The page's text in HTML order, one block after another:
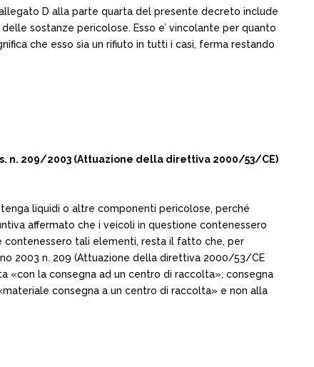
D alla parte quarta del presente decreto include
sostanze pericolose. Esso e’ vincolante per quanto
che esso sia un rifiuto in tutti i casi, ferma restando
n. 209/2003 (Attuazione della direttiva 2000/53/CE)
liquidi o altre componenti pericolose, perché
affermato che i veicoli in questione contenessero
contenessero tali elementi, resta il fatto che, per
2003 n. 209 (Attuazione della direttiva 2000/53/CE
«con la consegna ad un centro di raccolta», consegna
consegna a un centro di raccolta» e non alla